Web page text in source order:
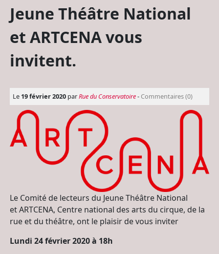
Jeune Théâtre National
et ARTCENA vous
invitent.
Le 19 février 2020 parRue du Conservatoire- Commentaires (0)
Le Comité de lecteurs du Jeune Théâtre National
et ARTCENA, Centre national des arts du cirque, de la
rue et du théâtre, ont le plaisir de vous inviter
Lundi 24 février 2020 à 18h